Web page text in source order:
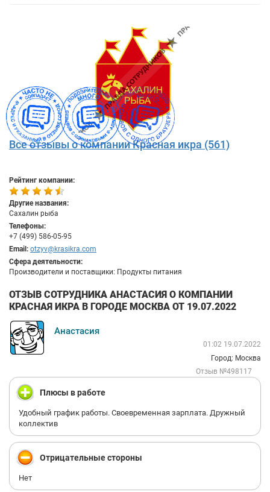
Все отзывы о компании Красная икра (561)
Рейтинг компании:
Другие названия:
Сахалин рыба
Телефоны:
+7 (499) 586-05-95
Email: otzyv@krasikra.com
Сфера деятельности:
Производители и поставщики: Продукты питания
ОТЗЫВ СОТРУДНИКА АНАСТАСИЯ О КОМПАНИИ
КРАСНАЯ ИКРА В ГОРОДЕ МОСКВА ОТ 19.07.2022
Анастасия
01:02 19.07.2022
Город: Москва
Отзыв №498117
Плюсы в работе
Удобный график работы. Своевременная зарплата. Дружный
коллектив
Отрицательные стороны
Нет